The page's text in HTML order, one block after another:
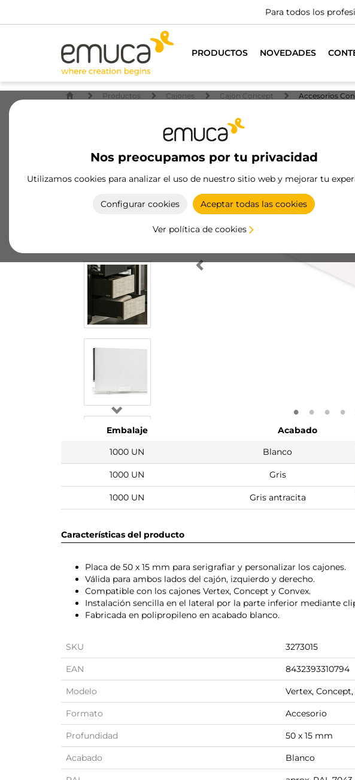
PRODUCTOS NOVEDADES
Nos preocupamos por tu privacidad
Utilizamos cookies para analizar el uso de nuestro sitio web y mejorar tu
Configurar cookies Aceptar todas las cookies
Ver política de cookies
Productos Cajones Cajón Concept Accesorios
Embalaje Acabado
1000 UN
Blanco
1000 UN Gris
1000 UN Gris antracita
Características del producto
Placa de 50 x 15 mm para serigrafiar y personalizar los cajones.
Válida para ambos lados del cajón, izquierdo y derecho.
Compatible con los cajones Vertex, Concept y Convex.
Instalación sencilla en el lateral por la parte inferior mediante
Fabricada en polipropileno en acabado blanco.
SKU 3273015
EAN 8432393310794
Modelo Vertex,
Formato Accesorio
Profundidad 50 x 15 mm
Acabado Blanco